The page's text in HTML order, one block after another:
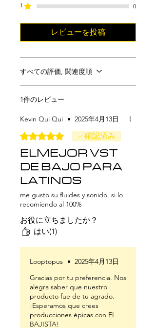
※Pro Toolsで使用する場合は、
必要です（本製品には含まれてお
りません）。
向上に取り組んでいます。
1
0
レビューを投稿
すべての評価, 関連度順
1件のレビュー
Kevin Qui Qui • 2025年4月13日
5つ星のうち5と評価されています。
確認済み
ELMEJOR VST
DE BAJO PARA
LATINOS
me gusto su fluides y sonido, si lo
recomiendo al 100%
お役に立ちましたか？
はい(1)
Looptopus • 2025年4月13日
Gracias por tu preferencia. Nos
alegra saber que nuestro
producto fue de tu agrado.
¡Esperamos que crees
producciones épicas con EL
BAJISTA!